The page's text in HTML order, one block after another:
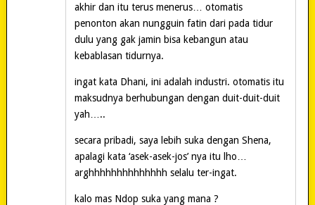
akhir dan itu terus menerus… otomatis
penonton akan nungguin fatin dari pada tidur
dulu yang gak jamin bisa kebangun atau
kebablasan tidurnya.
ingat kata Dhani, ini adalah industri. otomatis itu
maksudnya berhubungan dengan duit-duit-duit
yah…..
secara pribadi, saya lebih suka dengan Shena,
apalagi kata ‘asek-asek-jos’ nya itu lho…
arghhhhhhhhhhhhhh selalu ter-ingat.
kalo mas Ndop suka yang mana ?